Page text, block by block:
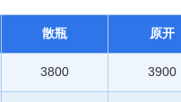
散瓶 原开
3800 3900